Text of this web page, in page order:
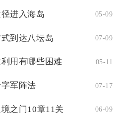
进入海岛 05-09
到达八坛岛 07-09
用有哪些困难 05-11
军阵法 07-17
之门10章11关 06-09